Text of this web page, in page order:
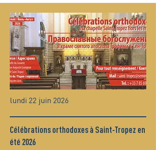
lundi 22 juin 2026
Célébrations orthodoxes à Saint-Tropez en
été 2026